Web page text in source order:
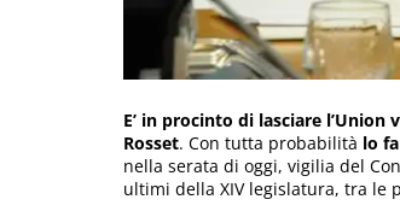
E’ in procinto di lasciare l’Union
Rosset. Con tutta probabilità lo
nella serata di oggi, vigilia del
ultimi della XIV legislatura, tra le